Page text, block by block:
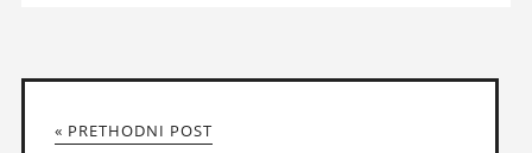
« PRETHODNI POST